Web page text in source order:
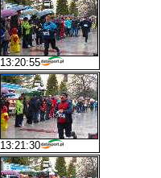
13:20:55
13:21:30